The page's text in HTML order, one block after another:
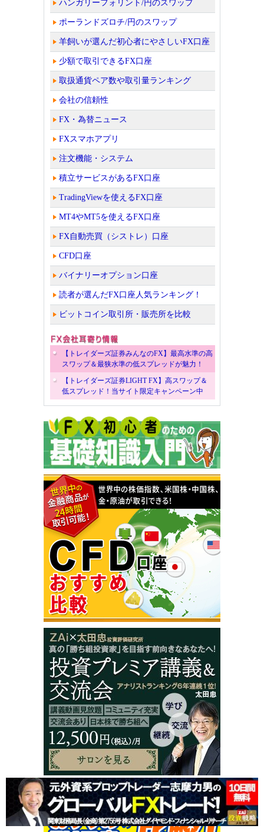
ハンガリーフォリント/円のスワップ
ポーランドズロチ/円のスワップ
羊飼いが選んだ初心者にやさしいFX口座
少額で取引できるFX口座
取扱通貨ペア数や取引量ランキング
会社の信頼性
FX・為替ニュース
FXスマホアプリ
注文機能・システム
積立サービスがあるFX口座
TradingViewを使えるFX口座
MT4やMT5を使えるFX口座
FX自動売買（シストレ）口座
CFD口座
バイナリーオプション口座
読者が選んだFX口座人気ランキング！
ビットコイン取引所・販売所を比較
【トレイダーズ証券みんなのFX】最高水準の高
スワップ＆最狭水準の低スプレッドが魅力！
【トレイダーズ証券LIGHT FX】高スワップ＆
低スプレッド！当サイト限定キャンペーン中